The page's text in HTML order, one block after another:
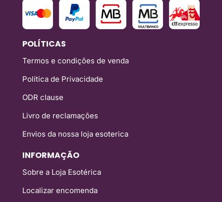
POLÍTICAS
Termos e condições de venda
Política de Privacidade
ODR clause
Livro de reclamações
Envios da nossa loja esoterica
INFORMAÇÃO
Sobre a Loja Esotérica
Localizar encomenda